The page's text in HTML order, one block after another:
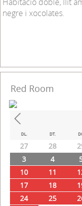
negre i xocolates.
Red Room
PrevDL. DT.
27 28
3
4
10
11
17
18
24
25